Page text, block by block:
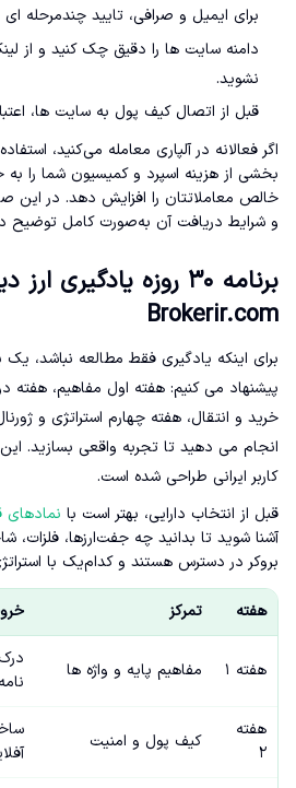
برای ایمیل و صرافی، تایید چندمرحله ای
دامنه سایت ها را دقیق چک کنید و از
نشوید.
قبل از اتصال کیف پول به سایت ها،
اگر فعالانه در آلپاری معامله می‌کنید،
بخشی از هزینه اسپرد و کمیسیون شما را به
خالص معاملاتتان را افزایش دهد. در این
و شرایط دریافت آن به‌صورت کامل توضیح
برنامه ۳۰ روزه یادگیری
Brokerir.com
پیشنهاد می کنیم: هفته اول مفاهیم، هفته
خرید و انتقال، هفته چهارم استراتژی و
انجام می دهید تا تجربه واقعی بسازید. این
کاربر ایرانی طراحی شده است.
قبل از انتخاب دارایی، بهتر است با نمادهای
آشنا شوید تا بدانید چه جفت‌ارزها، فلزات،
بروکر در دسترس هستند و کدام‌یک با
هفته تمرکز
هفته ۱ مفاهیم پایه و واژه ها
هفته
۲
کیف پول و امنیت